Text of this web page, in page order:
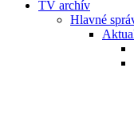
TV archív
Hlavné